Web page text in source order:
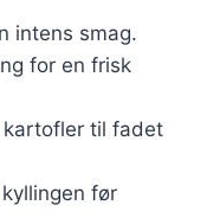
intens smag.
for en frisk
til fadet
før